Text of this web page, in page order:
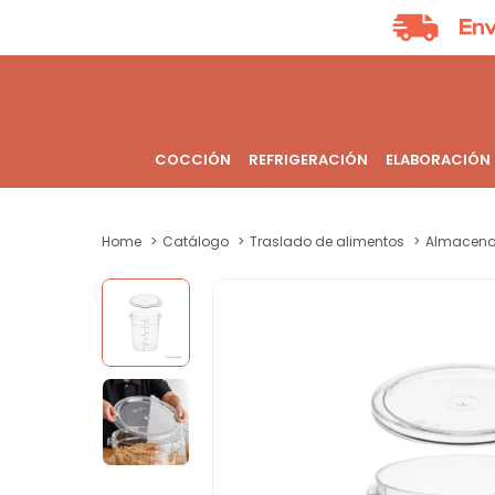
COCCIÓN REFRIGERACIÓN ELABORACIÓN
Home Catálogo Traslado de alimentos